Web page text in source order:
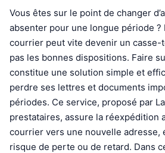
Vous êtes sur le point de changer
absenter pour une longue période ?
courrier peut vite devenir un casse-
pas les bonnes dispositions. Faire
constitue une solution simple et
perdre ses lettres et documents
périodes. Ce service, proposé par
prestataires, assure la réexpédition
courrier vers une nouvelle adresse,
risque de perte ou de retard. Dans